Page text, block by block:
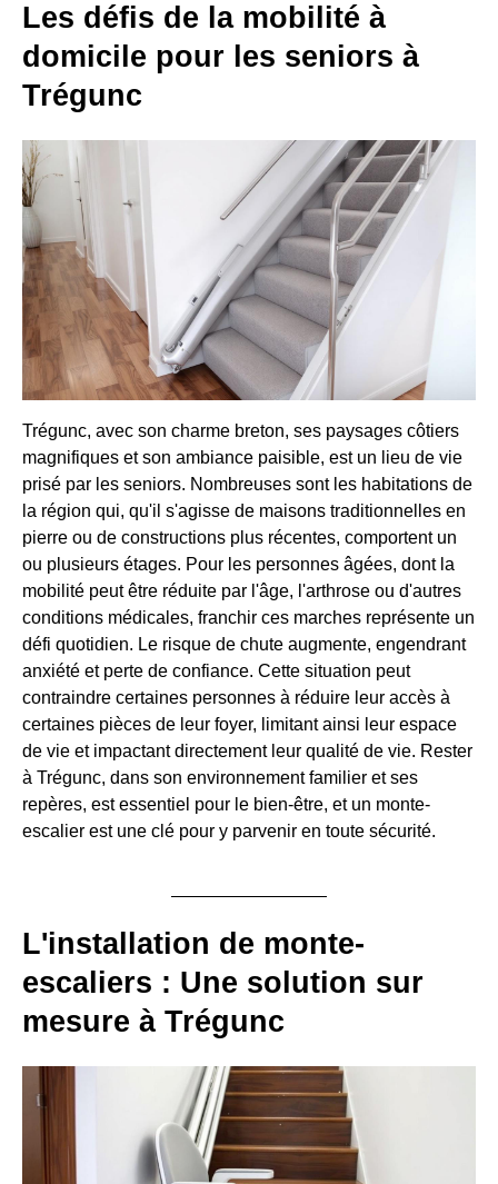
Les défis de la mobilité à
domicile pour les seniors à
Trégunc
Trégunc, avec son charme breton, ses paysages côtiers
magnifiques et son ambiance paisible, est un lieu de vie
prisé par les seniors. Nombreuses sont les habitations de
la région qui, qu'il s'agisse de maisons traditionnelles en
pierre ou de constructions plus récentes, comportent un
ou plusieurs étages. Pour les personnes âgées, dont la
mobilité peut être réduite par l'âge, l'arthrose ou d'autres
conditions médicales, franchir ces marches représente un
défi quotidien. Le risque de chute augmente, engendrant
anxiété et perte de confiance. Cette situation peut
contraindre certaines personnes à réduire leur accès à
certaines pièces de leur foyer, limitant ainsi leur espace
de vie et impactant directement leur qualité de vie. Rester
à Trégunc, dans son environnement familier et ses
repères, est essentiel pour le bien-être, et un monte-
escalier est une clé pour y parvenir en toute sécurité.
L'installation de monte-
escaliers : Une solution sur
mesure à Trégunc